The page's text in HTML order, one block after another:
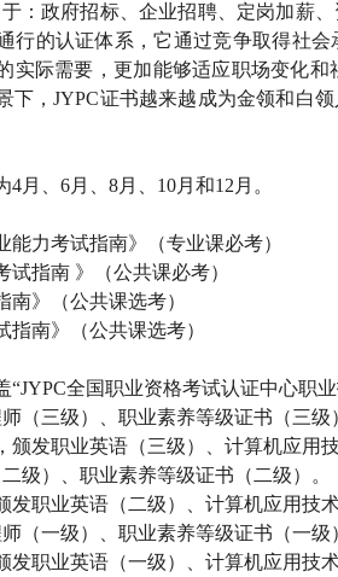
：政府招标、企业招聘、定岗加薪
行的认证体系，它通过竞争取得社
实际需要，更加能够适应职场变化
下，JYPC证书越来越成为金领和白
4月、 6月、 8月、 10月和12 月。
能力考试指南》（专业课必考）
试指南 》（公共课必考）
南》（公共课选考）
指南》（公共课选考）
“JYPC全国职业资格考试认证中心职
（三级）、职业素养等级证书（三级
颁发职业英语（三级）、计算机应用技
级）、职业素养等级证书（二级）。
发职业英语（二级）、计算机应用技术
（一级）、职业素养等级证书（一级
发职业英语（一级）、计算机应用技术